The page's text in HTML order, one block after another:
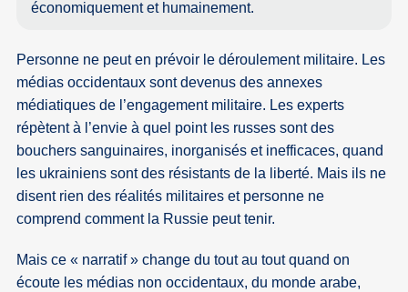
économiquement et humainement.
Personne ne peut en prévoir le déroulement militaire. Les
médias occidentaux sont devenus des annexes
médiatiques de l’engagement militaire. Les experts
répètent à l’envie à quel point les russes sont des
bouchers sanguinaires, inorganisés et inefficaces, quand
les ukrainiens sont des résistants de la liberté. Mais ils ne
disent rien des réalités militaires et personne ne
comprend comment la Russie peut tenir.
Mais ce « narratif » change du tout au tout quand on
écoute les médias non occidentaux, du monde arabe,